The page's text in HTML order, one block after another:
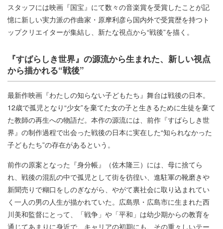
スタッフには映画『国宝』にて数々の音楽賞を受賞したことが記
憶に新しい実⼒派の作曲家・原摩利彦ら国内外で受賞歴を持つト
ップクリエイターが集結し、新たな視点から“戦後”を描く。
『すばらしき世界』の源流から生まれた、新しい視点
から描かれる“戦後”
最新作映画『わたしの知らない⼦どもたち』舞台は戦後の日本。
12歳で孤児となり“少⼥”を棄てた⼥の⼦と⽣きるために⽣徒を棄て
た教師の再⽣への物語だ。本作の源流には、前作『すばらしき世
界』の制作過程で出会った戦後の⽇本に実在した“知られなかった
⼦どもたち”の存在があるという。
前作の原案となった『⾝分帳』（佐⽊隆三）には、⺟に捨てら
れ、戦後の混乱の中で孤児として街を彷徨い、進駐軍の靴磨きや
新聞売りで糊⼝をしのぎながら、やがて裏社会に取り込まれてい
く⼀⼈の男の⼈⽣が描かれていた。広島県・広島市に⽣まれた⻄
川美和監督にとって、「戦争」や「平和」は幼少期からの教育を
通じてあまりに⾝近で、キャリアの初期にも、その重々しいテー